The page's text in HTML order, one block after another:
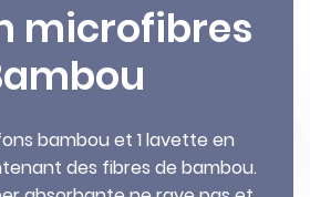
microfibres
bambou et 1 lavette en
des fibres de bambou.